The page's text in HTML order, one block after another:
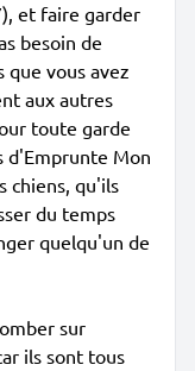
et faire garder
besoin de
que vous avez
aux autres
toute garde
d'Emprunte Mon
chiens, qu'ils
du temps
quelqu'un de
sur
ils sont tous